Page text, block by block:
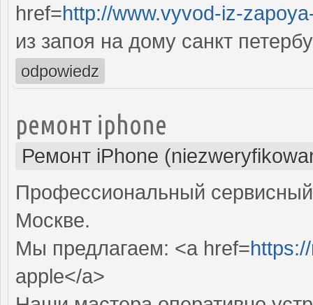
href=http://www.vyvod-iz-
из запоя на дому санкт
odpowiedz
ремонт iphone
Ремонт iPhone
Профессиональный
Москве.
Мы предлагаем: <a href=
apple</a>